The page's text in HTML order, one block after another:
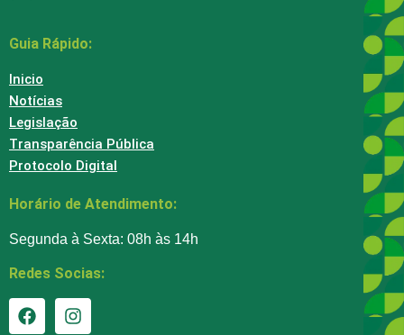
Guia Rápido:
Inicio
Notícias
Legislação
Transparência Pública
Protocolo Digital
Horário de Atendimento:
Segunda à Sexta: 08h às 14h
Redes Socias: